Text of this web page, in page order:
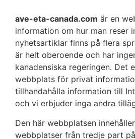
ave-eta-canada.com är en
information om hur man reser
nyhetsartiklar finns på flera
är helt oberoende och har
kanadensiska regeringen. Det
webbplats för privat
tillhandahålla information till
och vi erbjuder inga andra
Den här webbplatsen
webbplatser från tredje part